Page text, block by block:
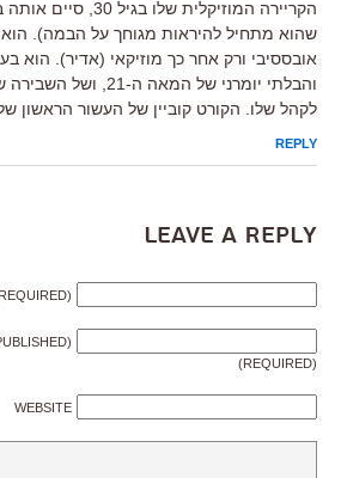
שהוא מתחיל להיראות מגוחך על הבמה). הוא
אובססיבי ורק אחר כך מוזיקאי (אדיר). הוא
והבלתי יומרני של המאה
לקהל שלו. הקורט קוביין של העשור הראשון
REPLY
Leave a Reply
(REQUIRED)
WEBSITE